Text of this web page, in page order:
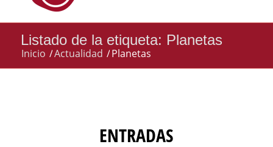
Listado de la etiqueta: Planetas
Inicio /Actualidad /Planetas
ENTRADAS